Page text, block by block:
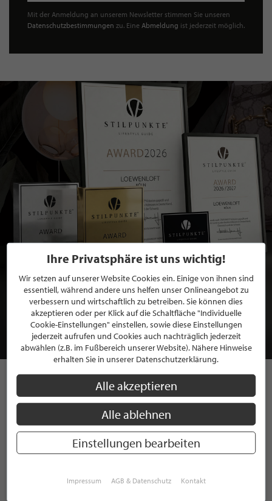
Mit der Anmeldung an unserem Newsletter stimmen Sie unseren
Datenschutzbestimmungen zu. Eine Abmeldung ist jederzeit möglich.
BEWERBEN SIE SICH FÜR EINE GRATIS
MITGLIEDSCHAFT BEI STILPUNKTE®
JETZT GRATIS BEWERBEN
STILPUNKTE AUF
INSTAGRAM
Ihre Privatsphäre ist uns wichtig!
Wir setzen auf unserer Website Cookies ein. Einige von ihnen sind
essentiell, während andere uns helfen unser Onlineangebot zu
verbessern und wirtschaftlich zu betreiben. Sie können dies
akzeptieren oder per Klick auf die Schaltfläche "Individuelle
Cookie-Einstellungen" einstellen, sowie diese Einstellungen
jederzeit aufrufen und Cookies auch nachträglich jederzeit
abwählen (z.B. im Fußbereich unserer Website). Nähere Hinweise
erhalten Sie in unserer Datenschutzerklärung.
Alle akzeptieren
Alle ablehnen
Einstellungen bearbeiten
Impressum AGB & Datenschutz Kontakt